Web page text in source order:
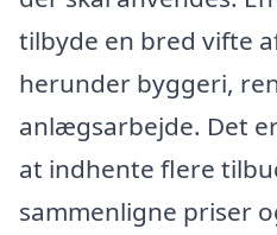
tilbyde en bred vifte
herunder byggeri,
anlægsarbejde. Det
at indhente flere
sammenligne priser